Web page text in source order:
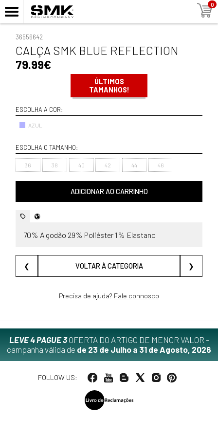
0
36556642
CALÇA SMK BLUE REFLECTION
79.99€
ÚLTIMOS
TAMANHOS!
ESCOLHA A COR:
AZUL
ESCOLHA O TAMANHO:
36 38 40 42 44 46
ADICIONAR AO CARRINHO
70% Algodão 29% Poliéster 1% Elastano
❮ VOLTAR À CATEGORIA ❯
Precisa de ajuda? Fale connosco
LEVE 4 PAGUE 3OFERTA DO ARTIGO DE MENOR VALOR -
campanha válida de de 23 de Julho a 31 de Agosto, 2026
FOLLOW US: